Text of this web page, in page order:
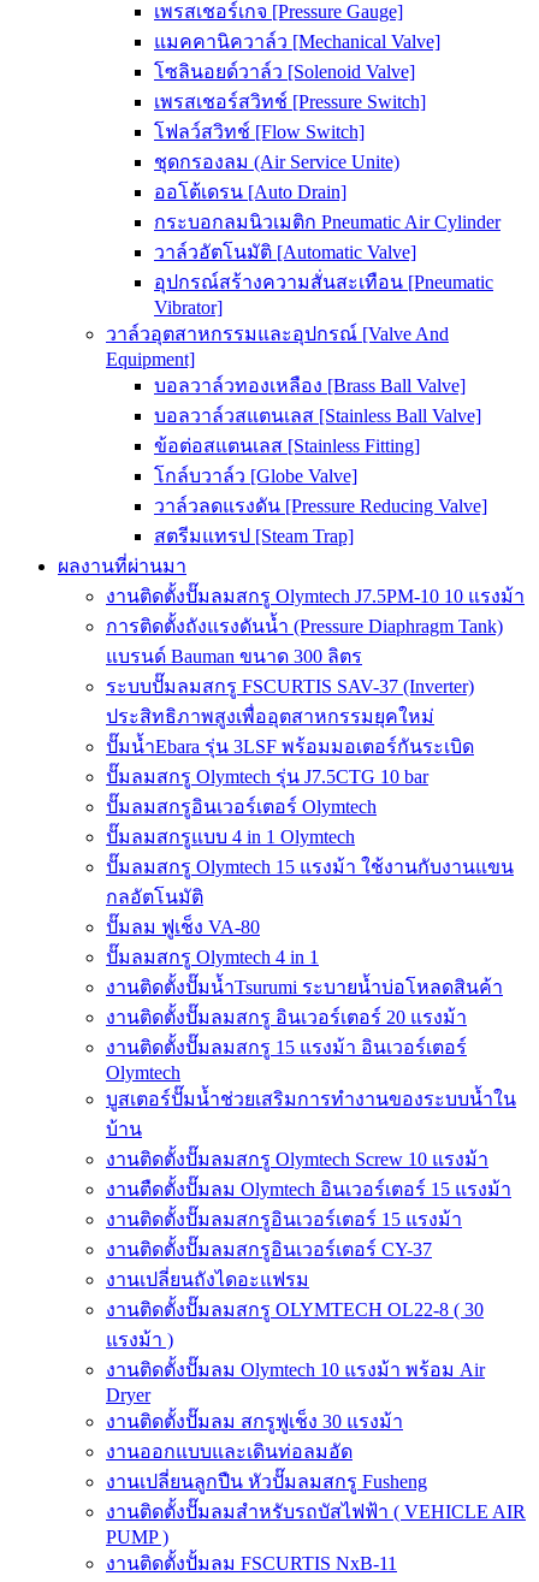
เพรสเชอร์เกจ [Pressure Gauge]
แมคคานิควาล์ว [Mechanical Valve]
โซลินอยด์วาล์ว [Solenoid Valve]
เพรสเชอร์สวิทช์ [Pressure Switch]
โฟลว์สวิทช์ [Flow Switch]
ชุดกรองลม (Air Service Unite)
ออโต้เดรน [Auto Drain]
กระบอกลมนิวเมติก Pneumatic Air Cylinder
วาล์วอัตโนมัติ [Automatic Valve]
อุปกรณ์สร้างความสั่นสะเทือน [Pneumatic
Vibrator]
วาล์วอุตสาหกรรมและอุปกรณ์ [Valve And
Equipment]
บอลวาล์วทองเหลือง [Brass Ball Valve]
บอลวาล์วสแตนเลส [Stainless Ball Valve]
ข้อต่อสแตนเลส [Stainless Fitting]
โกล์บวาล์ว [Globe Valve]
วาล์วลดแรงดัน [Pressure Reducing Valve]
สตรีมแทรป [Steam Trap]
ผลงานที่ผ่านมา
งานติดตั้งปั๊มลมสกรู Olymtech J7.5PM-10 10 แรงม้า
การติดตั้งถังแรงดันน้ำ (Pressure Diaphragm Tank)
แบรนด์ Bauman ขนาด 300 ลิตร
ระบบปั๊มลมสกรู FSCURTIS SAV-37 (Inverter)
ประสิทธิภาพสูงเพื่ออุตสาหกรรมยุคใหม่
ปั๊มน้ำEbara รุ่น 3LSF พร้อมมอเตอร์กันระเบิด
ปั๊มลมสกรู Olymtech รุ่น J7.5CTG 10 bar
ปั๊มลมสกรูอินเวอร์เตอร์ Olymtech
ปั๊มลมสกรูแบบ 4 in 1 Olymtech
ปั๊มลมสกรู Olymtech 15 แรงม้า ใช้งานกับงานแขน
กลอัตโนมัติ
ปั๊มลม ฟูเช็ง VA-80
ปั๊มลมสกรู Olymtech 4 in 1
งานติดตั้งปั๊มน้ำTsurumi ระบายน้ำบ่อโหลดสินค้า
งานติดตั้งปั๊มลมสกรู อินเวอร์เตอร์ 20 แรงม้า
งานติดตั้งปั๊มลมสกรู 15 แรงม้า อินเวอร์เตอร์
Olymtech
บูสเตอร์ปั๊มน้ำช่วยเสริมการทำงานของระบบน้ำใน
บ้าน
งานติดตั้งปั๊มลมสกรู Olymtech Screw 10 แรงม้า
งานตืดตั้งปั๊มลม Olymtech อินเวอร์เตอร์ 15 แรงม้า
งานติดตั้งปั๊มลมสกรูอินเวอร์เตอร์ 15 แรงม้า
งานติดตั้งปั๊มลมสกรูอินเวอร์เตอร์ CY-37
งานเปลี่ยนถังไดอะแฟรม
งานติดตั้งปั๊มลมสกรู OLYMTECH OL22-8 ( 30
แรงม้า )
งานติดตั้งปั๊มลม Olymtech 10 แรงม้า พร้อม Air
Dryer
งานติดตั้งปั๊มลม สกรูฟูเช็ง 30 แรงม้า
งานออกแบบและเดินท่อลมอัด
งานเปลี่ยนลูกปืน หัวปั๊มลมสกรู Fusheng
งานติดตั้งปั๊มลมสำหรับรถบัสไฟฟ้า ( VEHICLE AIR
PUMP )
งานติดตั้งปั้มลม FSCURTIS NxB-11